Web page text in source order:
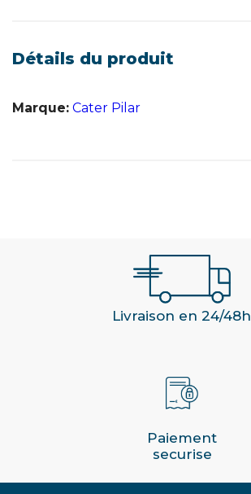
Détails du produit
Marque: Cater Pilar
Livraison en 24/48h
Paiement
securise